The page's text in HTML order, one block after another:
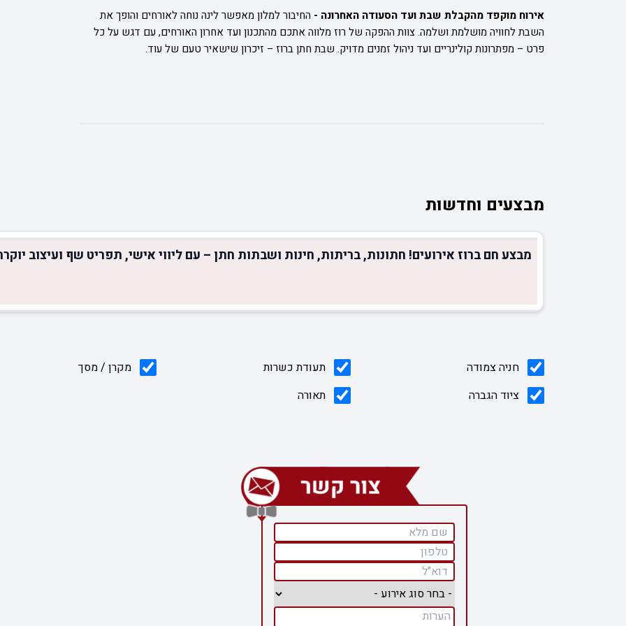
אירוח מוקפד מהקבלת שבת ועד הסעודה האחרונה - החיבור למלון מאפשר לינה נוחה לאורחים והופך את
השבת לחוויה מושלמת ושלמה. צוות ההפקה של רוז מלווה אתכם מהתכנון ועד אחרון האורחים, עם דגש על כל
פרט – מפתרונות קולינריים ועד ניהול זמנים מדויק. שבת חתן ברוז – זיכרון שישאיר טעם של עוד.
מבצעים וחדשות
מבצע חם ברוז אירועים! חתונות, בריתות, חינות ושבתות חתן – עם ליווי אישי, תפריט שף ועיצוב
חניה צמודה תעודת כשרות
מקרן / מסך
ציוד הגברה
תאורה